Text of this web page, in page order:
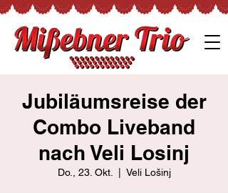
Jubiläumsreise der
Combo Liveband
nach Veli Losinj
Do., 23. Okt. Veli Lošinj